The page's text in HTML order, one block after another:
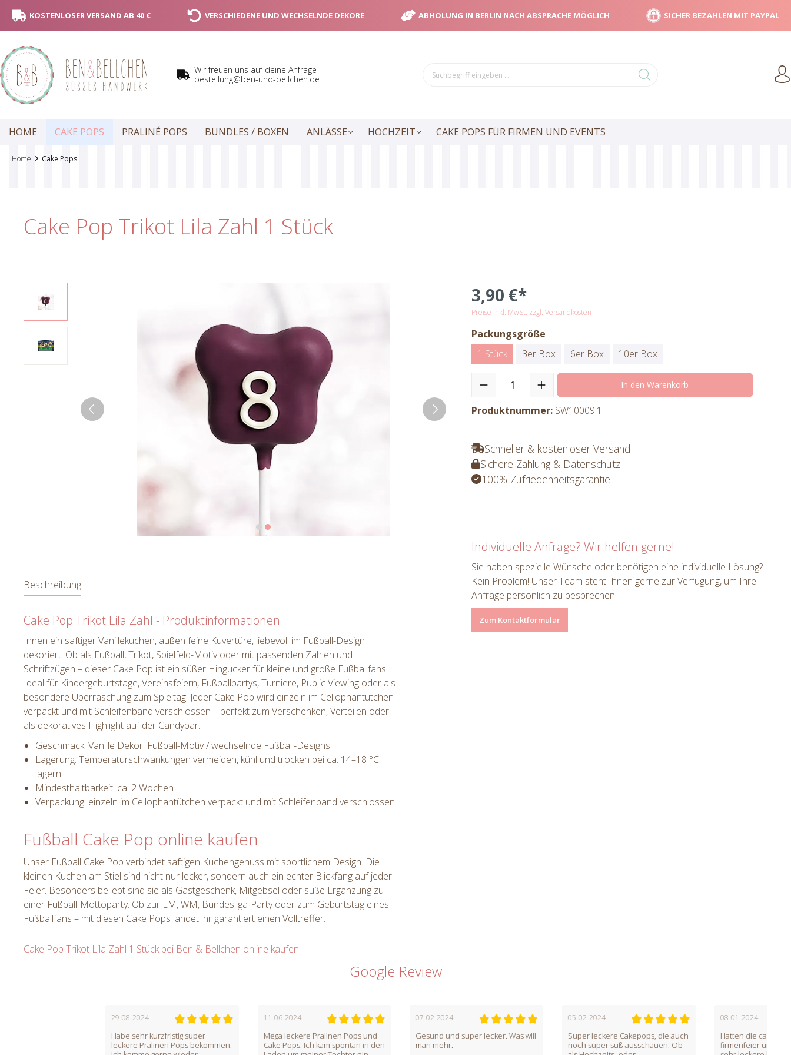
KOSTENLOSER VERSAND AB 40 € VERSCHIEDENE UND WECHSELNDE DEKORE ABHOLUNG IN BERLIN NACH ABSPRACHE MÖGLICH SICHER BEZAHLEN MIT PAYPAL
Wir freuen uns auf deine Anfrage
bestellung@ben-und-bellchen.de
HOME CAKE POPS PRALINÉ POPS BUNDLES / BOXEN ANLÄSSE HOCHZEIT CAKE POPS FÜR FIRMEN UND EVENTS
Home Cake Pops
Cake Pop Trikot Lila Zahl 1 Stück
3,90 €*
Preise inkl. MwSt. zzgl. Versandkosten
Packungsgröße
1 Stück
3er Box 6er Box 10er Box
In den Warenkorb
Produktnummer: SW10009.1
Schneller & kostenloser Versand
Sichere Zahlung & Datenschutz
100% Zufriedenheitsgarantie
Individuelle Anfrage? Wir helfen gerne!
Sie haben spezielle Wünsche oder benötigen eine individuelle Lösung?
Kein Problem! Unser Team steht Ihnen gerne zur Verfügung, um Ihre
Anfrage persönlich zu besprechen.
Zum Kontaktformular
Beschreibung
Cake Pop Trikot Lila Zahl - Produktinformationen
Innen ein saftiger Vanillekuchen, außen feine Kuvertüre, liebevoll im Fußball-Design
dekoriert. Ob als Fußball, Trikot, Spielfeld-Motiv oder mit passenden Zahlen und
Schriftzügen – dieser Cake Pop ist ein süßer Hingucker für kleine und große Fußballfans.
Ideal für Kindergeburtstage, Vereinsfeiern, Fußballpartys, Turniere, Public Viewing oder als
besondere Überraschung zum Spieltag. Jeder Cake Pop wird einzeln im Cellophantütchen
verpackt und mit Schleifenband verschlossen – perfekt zum Verschenken, Verteilen oder
als dekoratives Highlight auf der Candybar.
Geschmack: Vanille Dekor: Fußball-Motiv / wechselnde Fußball-Designs
Lagerung: Temperaturschwankungen vermeiden, kühl und trocken bei ca. 14–18 °C
lagern
Mindesthaltbarkeit: ca. 2 Wochen
Verpackung: einzeln im Cellophantütchen verpackt und mit Schleifenband verschlossen
Fußball Cake Pop online kaufen
Unser Fußball Cake Pop verbindet saftigen Kuchengenuss mit sportlichem Design. Die
kleinen Kuchen am Stiel sind nicht nur lecker, sondern auch ein echter Blickfang auf jeder
Feier. Besonders beliebt sind sie als Gastgeschenk, Mitgebsel oder süße Ergänzung zu
einer Fußball-Mottoparty. Ob zur EM, WM, Bundesliga-Party oder zum Geburtstag eines
Fußballfans – mit diesen Cake Pops landet ihr garantiert einen Volltreffer.
Cake Pop Trikot Lila Zahl 1 Stückbei Ben & Bellchen online kaufen
Google Review
Habe sehr kurzfristig super
leckere Pralinen Pops bekommen.
11-06-2024
Mega leckere Pralinen Pops und
Cake Pops. Ich kam spontan in den
07-02-2024
Gesund und super lecker. Was will
man mehr.
05-02-2024
Super leckere Cakepops, die auch
noch super süß ausschauen. Ob
08-01-2024
Hatten die cake pops bei einer
firmenfeier und ich muss sagen,